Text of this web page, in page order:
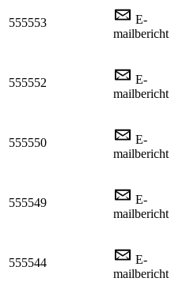
555553
E-
mailbericht
555552
E-
mailbericht
555550
E-
mailbericht
555549
E-
mailbericht
555544
E-
mailbericht